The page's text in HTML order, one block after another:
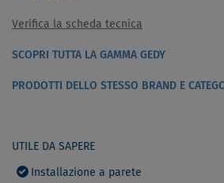
Verifica la scheda tecnica
SCOPRI TUTTA LA GAMMA GEDY
PRODOTTI DELLO STESSO BRAND E
UTILE DA SAPERE
Installazione a parete